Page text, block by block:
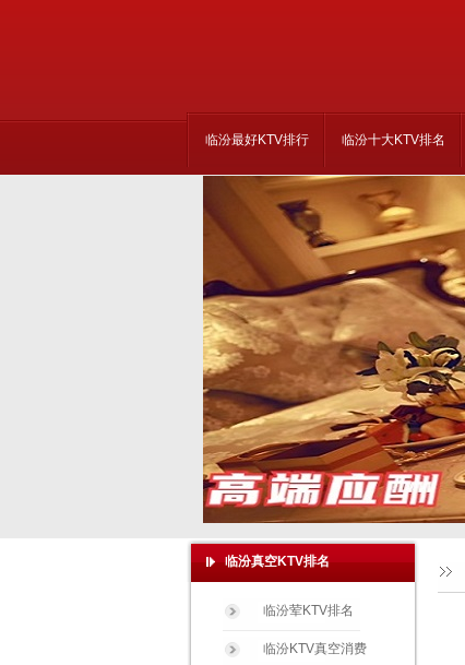
临汾最好KTV排行 临汾十大KTV排名
临汾真空KTV排名
临汾荤KTV排名
临汾KTV真空消费